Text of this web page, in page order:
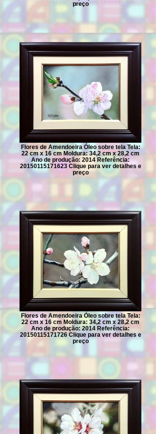
preço
Flores de Amendoeira Óleo sobre tela Tela:
22 cm x 16 cm Moldura: 34,2 cm x 28,2 cm
Ano de produção: 2014 Referência:
20150115171623 Clique para ver detalhes e
preço
Flores de Amendoeira Óleo sobre tela Tela:
22 cm x 16 cm Moldura: 34,2 cm x 28,2 cm
Ano de produção: 2014 Referência:
20150115171726 Clique para ver detalhes e
preço